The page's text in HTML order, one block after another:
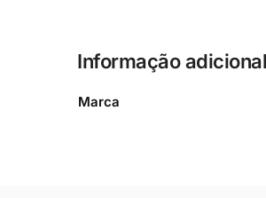
Informação adicional
Marca